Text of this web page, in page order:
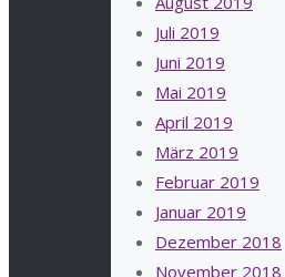
Juli 2019
Juni 2019
Mai 2019
April 2019
März 2019
Februar 2019
Januar 2019
Dezember 2018
November 2018